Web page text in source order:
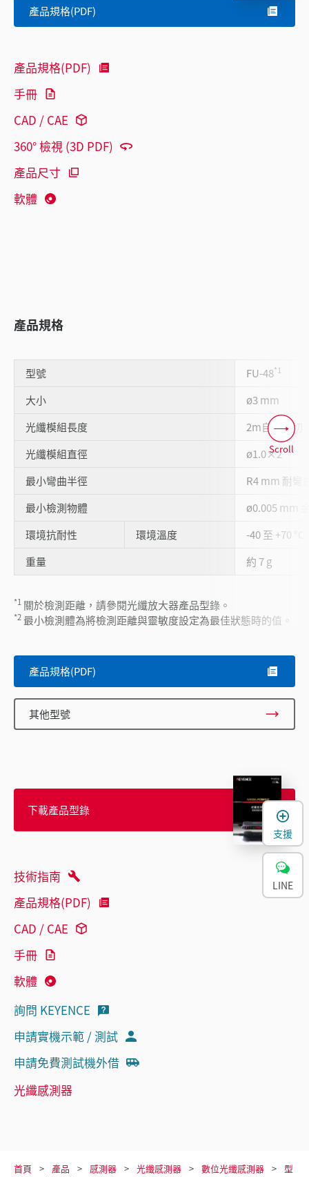
產品規格(PDF)
產品規格(PDF)
手冊
CAD / CAE
360° 檢視 (3D PDF)
產品尺寸
軟體
產品規格
型號 FU-48*1
大小
ø3 mm
光纖模組長度
2m自由裁切
光纖模組直徑
ø1.0×2
最小彎曲半徑
R4 mm 耐彎
最小檢測物體
ø0.005 mm
環境抗耐性
環境溫度
-40 至 +70 °C
重量
約 7 g
*1 關於檢測距離，請參閱光纖放大器產品型錄。
*2 最小檢測體為將檢測距離與靈敏度設定為最佳狀態時的值。
Scroll
產品規格(PDF)
其他型號
下載產品型錄
技術指南
產品規格(PDF)
CAD / CAE
手冊
軟體
詢問 KEYENCE
申請實機示範 / 測試
申請免費測試機外借
光纖感測器
首頁 產品 感測器 光纖感測器 數位光纖感測器
型
支援
LINE